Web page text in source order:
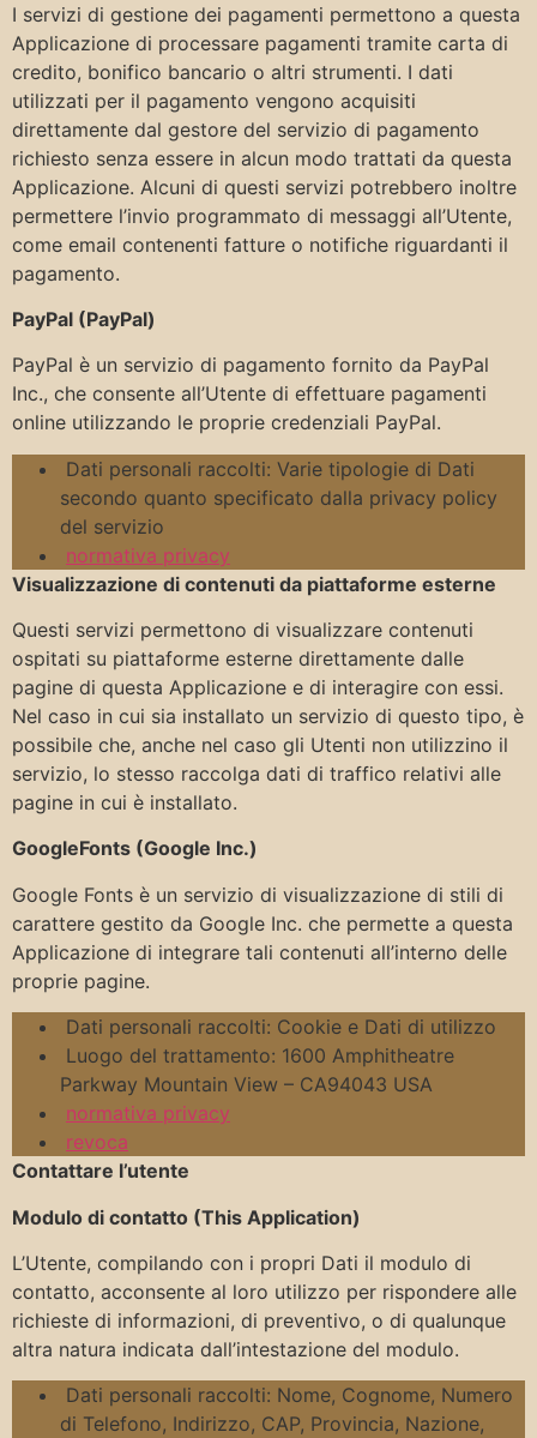
I servizi di gestione dei pagamenti permettono a questa
Applicazione di processare pagamenti tramite carta di
credito, bonifico bancario o altri strumenti. I dati
utilizzati per il pagamento vengono acquisiti
direttamente dal gestore del servizio di pagamento
richiesto senza essere in alcun modo trattati da questa
Applicazione. Alcuni di questi servizi potrebbero inoltre
permettere l’invio programmato di messaggi all’Utente,
come email contenenti fatture o notifiche riguardanti il
pagamento.
PayPal (PayPal)
PayPal è un servizio di pagamento fornito da PayPal
Inc., che consente all’Utente di effettuare pagamenti
online utilizzando le proprie credenziali PayPal.
Dati personali raccolti: Varie tipologie di Dati
secondo quanto specificato dalla privacy policy
del servizio
normativa privacy
Visualizzazione di contenuti da piattaforme esterne
Questi servizi permettono di visualizzare contenuti
ospitati su piattaforme esterne direttamente dalle
pagine di questa Applicazione e di interagire con essi.
Nel caso in cui sia installato un servizio di questo tipo, è
possibile che, anche nel caso gli Utenti non utilizzino il
servizio, lo stesso raccolga dati di traffico relativi alle
pagine in cui è installato.
GoogleFonts (Google Inc.)
Google Fonts è un servizio di visualizzazione di stili di
carattere gestito da Google Inc. che permette a questa
Applicazione di integrare tali contenuti all’interno delle
proprie pagine.
Dati personali raccolti: Cookie e Dati di utilizzo
Luogo del trattamento: 1600 Amphitheatre
Parkway Mountain View – CA94043 USA
normativa privacy
revoca
Contattare l’utente
Modulo di contatto (This Application)
L’Utente, compilando con i propri Dati il modulo di
contatto, acconsente al loro utilizzo per rispondere alle
richieste di informazioni, di preventivo, o di qualunque
altra natura indicata dall’intestazione del modulo.
Dati personali raccolti: Nome, Cognome, Numero
di Telefono, Indirizzo, CAP, Provincia, Nazione,